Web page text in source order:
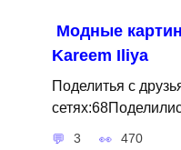
Модные
Kareem Iliya
Поделитья с
3 470